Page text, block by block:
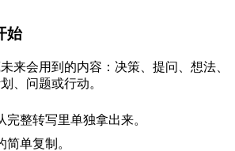
始
来会用到的内容：决策、提问、想法、
、问题或行动。
整转写里单独拿出来。
单复制。